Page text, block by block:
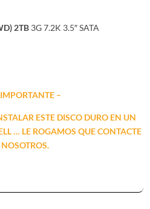
2TB 3G 7.2K 3.5″ SATA
–
ESTE DISCO DURO EN UN
… LE ROGAMOS QUE CONTACTE